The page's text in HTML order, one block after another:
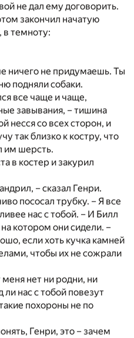
не дал ему договорить.
закончил начатую
в темноту:
ничего не придумаешь. Ты
подняли собаки.
все чаще и чаще,
завывания, – тишина
несся со всех сторон, и
так близко к костру, что
им шерсть.
в костер и закурил
– сказал Генри.
пососал трубку. – Я все
нас с тобой. – И Билл
котором они сидели. –
если хоть кучка камней
чтобы их не сожрали
меня нет ни родни, ни
ли нас с тобой повезут
похороны не по
Генри, это – зачем